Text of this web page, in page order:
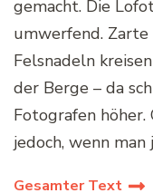
gemacht. Die
umwerfend.
Felsnadeln
der Berge – da
Fotografen
jedoch, wenn
Gesamter Text